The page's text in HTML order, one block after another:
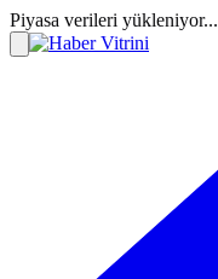
Piyasa verileri yükleniyor...